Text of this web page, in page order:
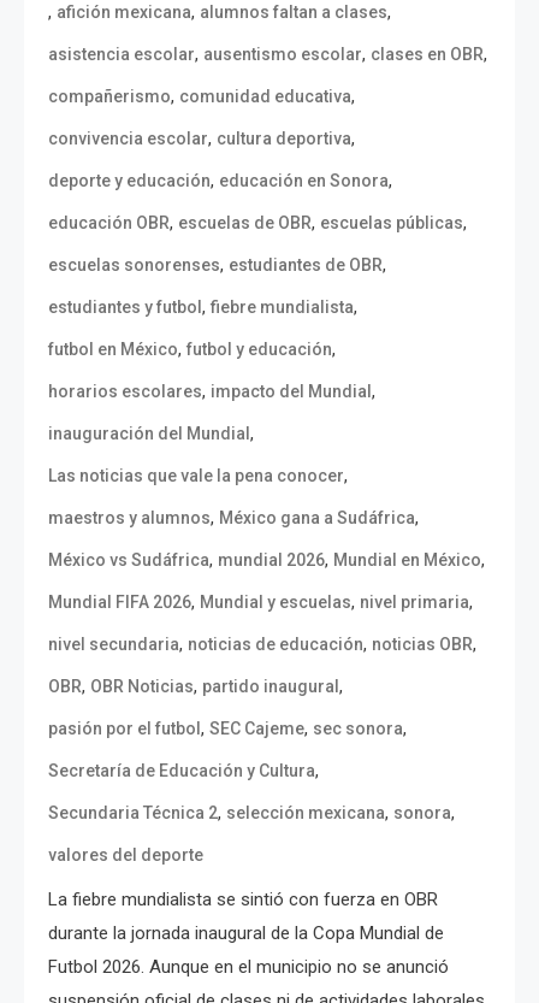
, afición mexicana, alumnos faltan a clases,
asistencia escolar, ausentismo escolar, clases en OBR,
compañerismo, comunidad educativa,
convivencia escolar, cultura deportiva,
deporte y educación, educación en Sonora,
educación OBR, escuelas de OBR, escuelas públicas,
escuelas sonorenses, estudiantes de OBR,
estudiantes y futbol , fiebre mundialista,
futbol en México, futbol y educación,
horarios escolares, impacto del Mundial ,
inauguración del Mundial ,
Las noticias que vale la pena conocer,
maestros y alumnos, México gana a Sudáfrica,
México vs Sudáfrica, mundial 2026, Mundial en México,
Mundial FIFA 2026, Mundial y escuelas, nivel primaria,
nivel secundaria, noticias de educación, noticias OBR,
OBR, OBR Noticias, partido inaugural ,
pasión por el futbol , SEC Cajeme, sec sonora,
Secretaría de Educación y Cultura,
Secundaria Técnica 2, selección mexicana, sonora,
valores del deporte
La fiebre mundialista se sintió con fuerza en OBR
durante la jornada inaugural de la Copa Mundial de
Futbol 2026. Aunque en el municipio no se anunció